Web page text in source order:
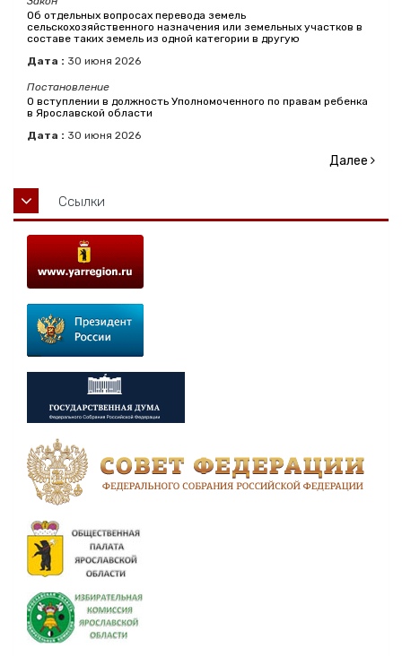
Об отдельных вопросах перевода земель
сельскохозяйственного назначения или земельных участков в
составе таких земель из одной категории в другую
Дата : 30 июня 2026
Постановление
О вступлении в должность Уполномоченного по правам ребенка
в Ярославской области
Дата : 30 июня 2026
Далее
Ссылки